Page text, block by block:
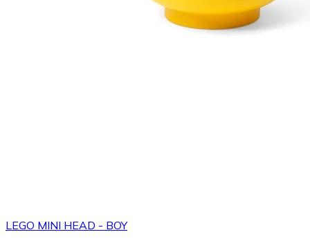
LEGO MINI HEAD - BOY